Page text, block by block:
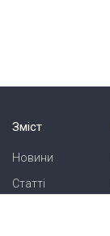
Зміст
Новини
Статті